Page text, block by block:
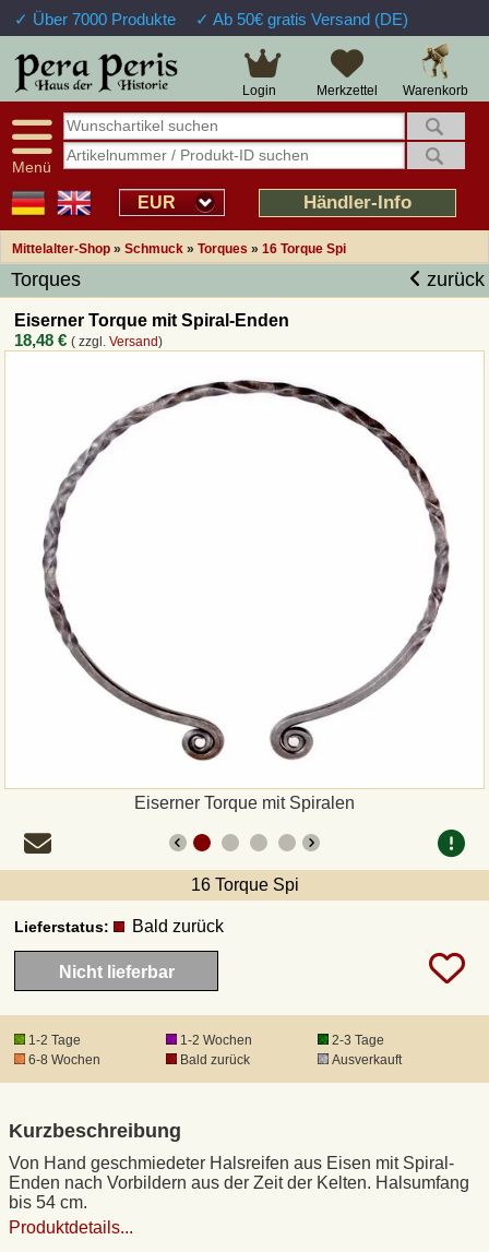
✓ Über 7000 Produkte ✓ Ab 50€ gratis Versand (DE)
Warenkorb
Merkzettel
Login
Menü
EUR Händler-Info
Mittelalter-Shop » Schmuck » Torques » 16 Torque Spi
Torques zurück
Eiserner Torque mit Spiral-Enden
18,48 € ( zzgl.Versand)
Eiserner Torque mit Spiralen
16 Torque Spi
Lieferstatus: Bald zurück
Nicht lieferbar
1-2 Tage 1-2 Wochen
2-3 Tage
6-8 Wochen
Bald zurück Ausverkauft
Kurzbeschreibung
Von Hand geschmiedeter Halsreifen aus Eisen mit Spiral-
Enden nach Vorbildern aus der Zeit der Kelten. Halsumfang
bis 54 cm.
Produktdetails...
Große Auswahl
Verfügbarkeitsanzeige
Sendungsverfolgung
Intelligente Navigation
Freundlicher Service
14 Tage Widerrufsrecht
Über 25 Jahre Erfahrung
Schnelle Rücküberweisung
Kulant bei Retouren
Prof. Auftragsabwicklung
Übersicht Mittelalter-Produkte
Impressum
Widerrufsfunktion
Rückruf-Service
Zahlungsweisen
Sepa
PayPal
Versandarten und Retouren
UPS
DHL Paket
DHL Kleinpaket
Waffenrecht und FSK 18
Produkthaftung